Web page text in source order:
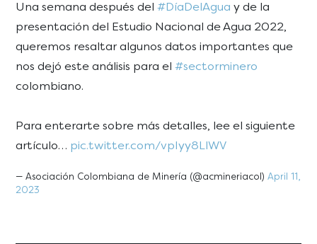
Una semana después del#DíaDelAgua y de la
presentación del Estudio Nacional de Agua 2022,
queremos resaltar algunos datos importantes que
nos dejó este análisis para el#sectorminero
colombiano.
Para enterarte sobre más detalles, lee el siguiente
artículo… pic.twitter.com/vpIyy8LlWV
— Asociación Colombiana de Minería (@acmineriacol)April 11,
2023